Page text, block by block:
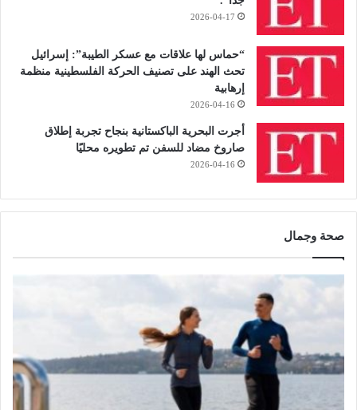
2026-04-17
“حماس لها علاقات مع عسكر الطيبة”: إسرائيل
تحث الهند على تصنيف الحركة الفلسطينية منظمة
إرهابية
2026-04-16
أجرت البحرية الباكستانية بنجاح تجربة إطلاق
صاروخ مضاد للسفن تم تطويره محليًا
2026-04-16
صحة وجمال